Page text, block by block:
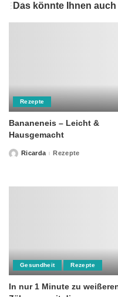
Das könnte Ihnen
Rezepte
Bananeneis – Leicht &
Hausgemacht
PostedRicarda Rezepte
Gesundheit Rezepte
In nur 1 Minute zu